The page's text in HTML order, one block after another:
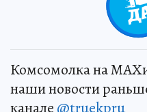
Комсомолка на
наши новости